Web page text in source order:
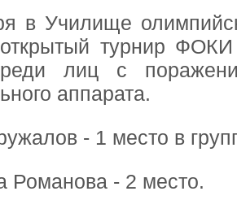
в Училище
турнир ФОКИ
лиц с
аппарата.
- 1 место в
Романова - 2 место.